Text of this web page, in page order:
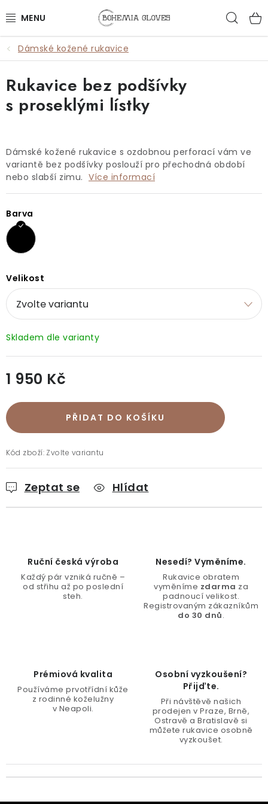
na
ŽENY
MUŽI
DOPLŇKY
DÁRKOVÉ POUKAZY
VŠECHNY PRODUKTY
Doprava a platba
O rukavicích
O nás Blog Prodejny
Klub BG
Kontakt
Dámské kožené rukavice
Dámské kožené rukavice s ozdobnou perforací vám ve
variantě bez podšívky poslouží pro přechodná období
nebo slabší zimu. Více informací
Barva
Velikost
1 950 Kč
PŘIDAT DO KOŠÍKU
Kód zboží: Zvolte variantu
Zeptat se Hlídat
Rukavice bez podšívky
s proseklými lístky
Ruční česká výroba
Každý pár vzniká ručně –
od střihu až po poslední
steh.
Nesedí? Vyměníme.
Rukavice obratem
vyměníme zdarma za
padnoucí velikost.
Registrovaným zákazníkům
do 30 dnů.
Prémiová kvalita
Používáme prvotřídní kůže
z rodinné koželužny
v Neapoli.
Osobní vyzkoušení?
Přijďte.
Při návštěvě našich
prodejen v Praze, Brně,
Ostravě a Bratislavě si
můžete rukavice osobně
vyzkoušet.